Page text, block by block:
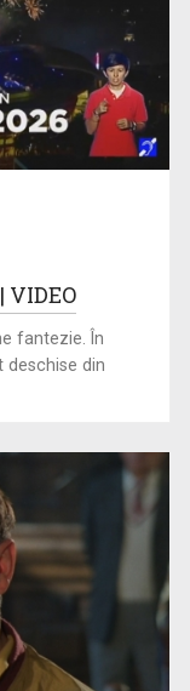
Gruber”, la TVR
cu „Fram,
VIDEO
fantezie. În
deschise din